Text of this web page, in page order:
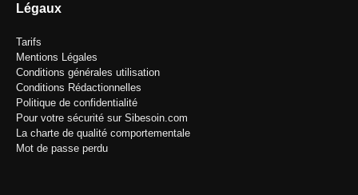
Légaux
Tarifs
Mentions Légales
Conditions générales utilisation
Conditions Rédactionnelles
Politique de confidentialité
Pour votre sécurité sur Sibesoin.com
La charte de qualité comportementale
Mot de passe perdu